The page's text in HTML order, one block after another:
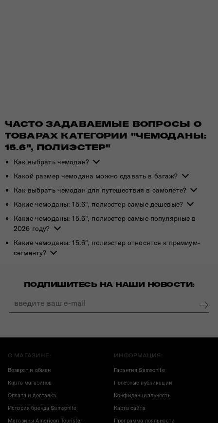
ЧАСТО ЗАДАВАЕМЫЕ ВОПРОСЫ О
ТОВАРАХ КАТЕГОРИИ "ЧЕМОДАНЫ:
15.6", ПОЛИЭСТЕР"
Как выбрать чемодан?
Какой размер чемодана можно сдавать в багаж?
Как выбрать чемодан для путешествия в самолете?
Какие чемоданы: 15.6", полиэстер самые дешевые?
Какие чемоданы: 15.6", полиэстер самые популярные в
2026 году?
Какие чемоданы: 15.6", полиэстер относятся к премиум-
сегменту?
ПОДПИШИТЕСЬ НА НАШИ НОВОСТИ:
О МАГАЗИНЕ:
Возврат и обмен
Карта магазинов
Оплата и доставка
История бренда Samsonite
Магазины American Tourister
ИНФОРМАЦИЯ:
Гарантия Samsonite
Полезные публикации
Конфиденциальность
Карта сайта
Программа лояльности